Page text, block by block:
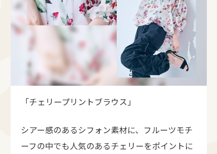
「チェリープリントブラウス」
シアー感のあるシフォン素材に、フルーツモチ
ーフの中でも人気のあるチェリーをポイントに